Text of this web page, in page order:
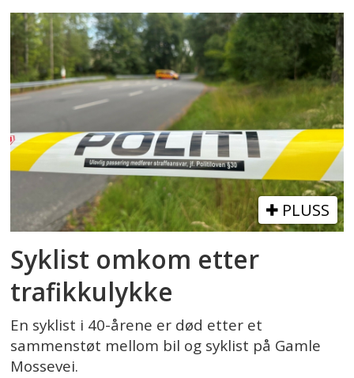
PLUSS
Syklist omkom etter
trafikkulykke
En syklist i 40-årene er død etter et
sammenstøt mellom bil og syklist på Gamle
Mossevei.